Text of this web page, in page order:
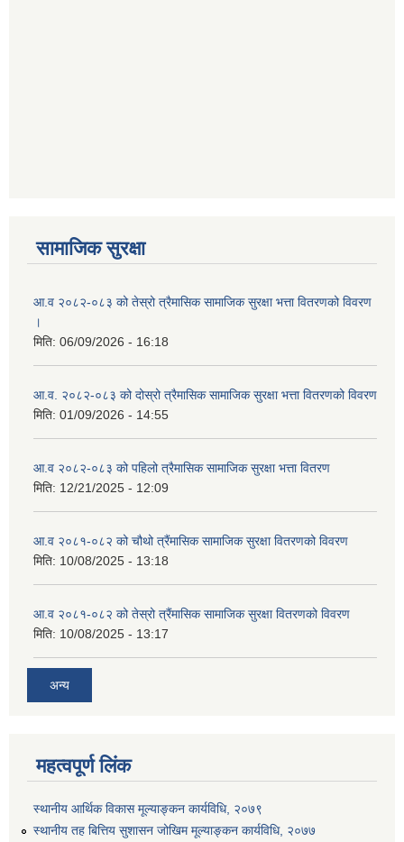
सामाजिक सुरक्षा
आ.व २०८२-०८३ को तेस्रो त्रैमासिक सामाजिक सुरक्षा भत्ता वितरणको विवरण
।
मिति: 06/09/2026 - 16:18
आ.व. २०८२-०८३ को दोस्रो त्रैमासिक सामाजिक सुरक्षा भत्ता वितरणको विवरण
मिति: 01/09/2026 - 14:55
आ.व २०८२-०८३ को पहिलो त्रैमासिक सामाजिक सुरक्षा भत्ता वितरण
मिति: 12/21/2025 - 12:09
आ.व २०८१-०८२ को चौथो त्रैंमासिक सामाजिक सुरक्षा वितरणको विवरण
मिति: 10/08/2025 - 13:18
आ.व २०८१-०८२ को तेस्रो त्रैंमासिक सामाजिक सुरक्षा वितरणको विवरण
मिति: 10/08/2025 - 13:17
अन्य
महत्वपूर्ण लिंक
स्थानीय आर्थिक विकास मूल्याङ्कन कार्यविधि, २०७९
स्थानीय तह बित्तिय सुशासन जोखिम मूल्याङ्कन कार्यविधि, २०७७